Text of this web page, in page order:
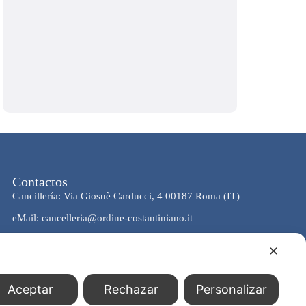
Contactos
Cancillería: Via Giosuè Carducci, 4 00187 Roma (IT)
eMail: cancelleria@ordine-costantiniano.it
✕
Aceptar Rechazar Personalizar